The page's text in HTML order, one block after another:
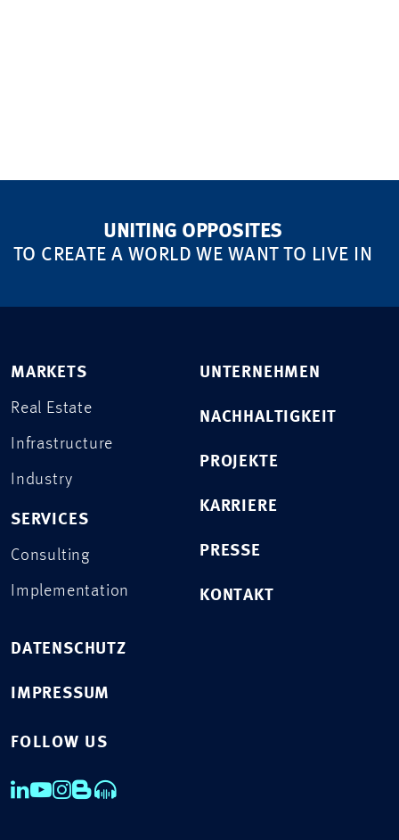
UNITING OPPOSITES
TO CREATE A WORLD WE WANT TO LIVE IN
MARKETS
Real Estate
Infrastructure
Industry
SERVICES
Consulting
Implementation
UNTERNEHMEN
NACHHALTIGKEIT
PROJEKTE
KARRIERE
PRESSE
KONTAKT
DATENSCHUTZ
IMPRESSUM
FOLLOW US